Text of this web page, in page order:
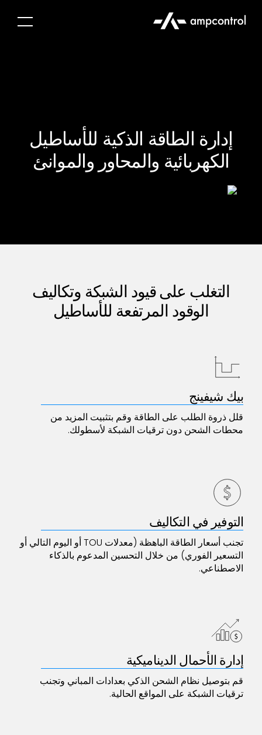
إدارة الطاقة الذكية للأساطيل
الكهربائية والمحاور والموانئ
التغلب على قيود الشبكة وتكاليف
الوقود المرتفعة للأساطيل
بيك شيفينج
قلل ذروة الطلب على الطاقة وقم بتثبيت المزيد من
محطات الشحن دون ترقيات الشبكة لأسطولك.
التوفير في التكاليف
تجنب أسعار الطاقة الباهظة (معدلات TOU أو اليوم التالي أو
التسعير الفوري) من خلال التحسين المدعوم بالذكاء
الاصطناعي.
إدارة الأحمال الديناميكية
قم بتوصيل نظام الشحن الذكي بعدادات المباني وتجنب
ترقيات الشبكة على المواقع الحالية.